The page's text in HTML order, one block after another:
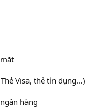
Visa, thẻ tín dụng…)
hàng